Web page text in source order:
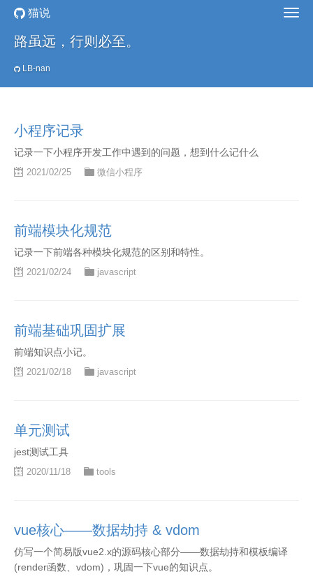
猫说
路虽远，行则必至。
LB-nan
小程序记录
记录一下小程序开发工作中遇到的问题，想到什么记什么
2021/02/25 微信小程序
前端模块化规范
记录一下前端各种模块化规范的区别和特性。
2021/02/24 javascript
前端基础巩固扩展
前端知识点小记。
2021/02/18 javascript
单元测试
jest测试工具
2020/11/18 tools
vue核心——数据劫持 & vdom
仿写一个简易版vue2.x的源码核心部分——数据劫持和模板编译
(render函数、vdom)，巩固一下vue的知识点。